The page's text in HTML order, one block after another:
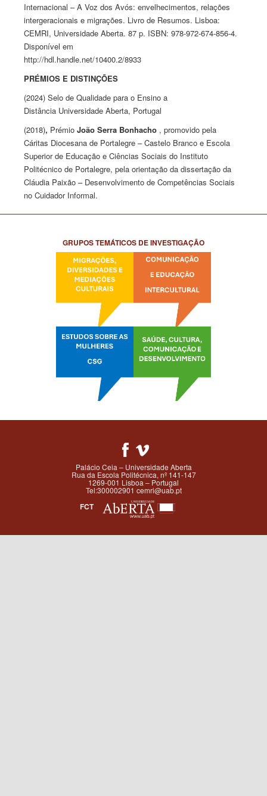
Internacional – A Voz dos Avós: envelhecimentos, relações
intergeracionais e migrações. Livro de Resumos. Lisboa:
CEMRI, Universidade Aberta. 87 p. ISBN: 978-972-674-856-4.
Disponível em
http://hdl.handle.net/10400.2/8933
PRÉMIOS E DISTINÇÕES
(2024) Selo de Qualidade para o Ensino a
Distância Universidade Aberta, Portugal
(2018), PrémioJoão Serra Bonhacho , promovido pela
Cáritas Diocesana de Portalegre – Castelo Branco e Escola
Superior de Educação e Ciências Sociais do Instituto
Politécnico de Portalegre, pela orientação da dissertação da
Cláudia Paixão – Desenvolvimento de Competências Sociais
no Cuidador Informal.
GRUPOS TEMÁTICOS DE INVESTIGAÇÃO
Palácio Ceia – Universidade Aberta
Rua da Escola Politécnica, nº 141-147
1269-001 Lisboa – Portugal
Tel:300002901 cemri@uab.pt
FCT